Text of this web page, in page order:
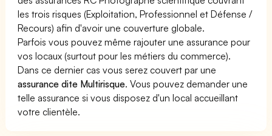
les trois risques (Exploitation, Professionnel et Défense /
Recours) afin d'avoir une couverture globale.
Parfois vous pouvez même rajouter une assurance pour
vos locaux (surtout pour les métiers du commerce).
Dans ce dernier cas vous serez couvert par une
assurance dite Multirisque. Vous pouvez demander une
telle assurance si vous disposez d'un local accueillant
votre clientèle.